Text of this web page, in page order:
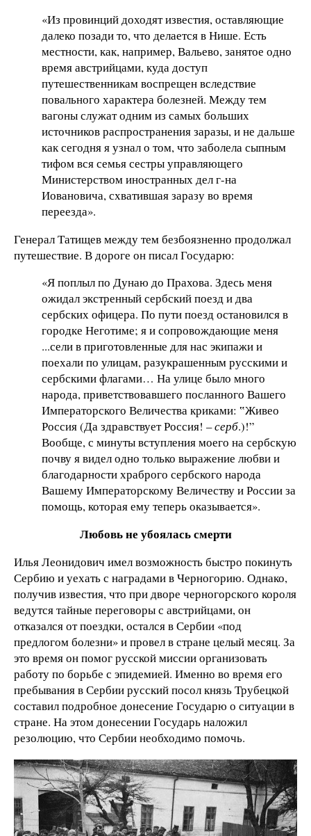
«Из провинций доходят известия, оставляющие
далеко позади то, что делается в Нише. Есть
местности, как, например, Вальево, занятое одно
время австрийцами, куда доступ
путешественникам воспрещен вследствие
повального характера болезней. Между тем
вагоны служат одним из самых больших
источников распространения заразы, и не дальше
как сегодня я узнал о том, что заболела сыпным
тифом вся семья сестры управляющего
Министерством иностранных дел г-на
Иовановича, схватившая заразу во время
переезда».
Генерал Татищев между тем безбоязненно продолжал
путешествие. В дороге он писал Государю:
«Я поплыл по Дунаю до Прахова. Здесь меня
ожидал экстренный сербский поезд и два
сербских офицера. По пути поезд остановился в
городке Неготиме; я и сопровождающие меня
...сели в приготовленные для нас экипажи и
поехали по улицам, разукрашенным русскими и
сербскими флагами… На улице было много
народа, приветствовавшего посланного Вашего
Императорского Величества криками: ‟Живео
Россия (Да здравствует Россия! –серб.)!”
Вообще, с минуты вступления моего на сербскую
почву я видел одно только выражение любви и
благодарности храброго сербского народа
Вашему Императорскому Величеству и России за
помощь, которая ему теперь оказывается».
Любовь не убоялась смерти
Илья Леонидович имел возможность быстро покинуть
Сербию и уехать с наградами в Черногорию. Однако,
получив известия, что при дворе черногорского короля
ведутся тайные переговоры с австрийцами, он
отказался от поездки, остался в Сербии «под
предлогом болезни» и провел в стране целый месяц. За
это время он помог русской миссии организовать
работу по борьбе с эпидемией. Именно во время его
пребывания в Сербии русский посол князь Трубецкой
составил подробное донесение Государю о ситуации в
стране. На этом донесении Государь наложил
резолюцию, что Сербии необходимо помочь.